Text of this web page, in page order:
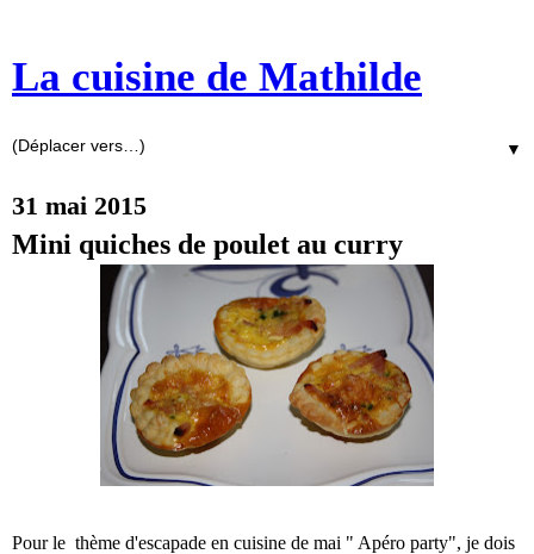
La cuisine de Mathilde
▼
31 mai 2015
Mini quiches de poulet au curry
Pour le thème d'escapade en cuisine de mai " Apéro party", je dois